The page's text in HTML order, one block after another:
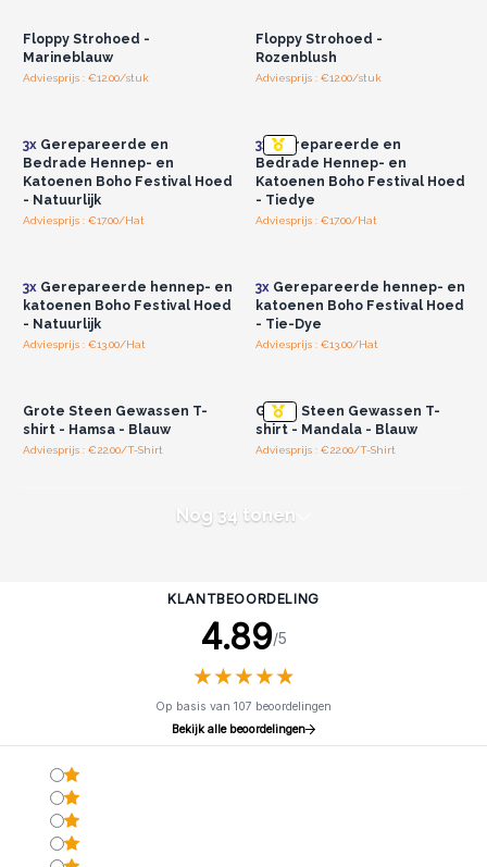
Floppy Strohoed -
Marineblauw
Adviesprijs : €12.00/stuk
Floppy Strohoed -
Rozenblush
Adviesprijs : €12.00/stuk
3xGerepareerde en
Bedrade Hennep- en
Katoenen Boho Festival Hoed
- Natuurlijk
Adviesprijs : €17.00/Hat
3x Gerepareerde en
Bedrade Hennep- en
Katoenen Boho Festival Hoed
- Tiedye
Adviesprijs : €17.00/Hat
3xGerepareerde hennep- en
katoenen Boho Festival Hoed
- Natuurlijk
Adviesprijs : €13.00/Hat
3xGerepareerde hennep- en
katoenen Boho Festival Hoed
- Tie-Dye
Adviesprijs : €13.00/Hat
Grote Steen Gewassen T-
shirt - Hamsa - Blauw
Adviesprijs : €22.00/T-Shirt
Grote Steen Gewassen T-
shirt - Mandala - Blauw
Adviesprijs : €22.00/T-Shirt
Nog 34 tonen
KLANTBEOORDELING
4.89/5
★★★★★
★★★★★
Op basis van 107 beoordelingen
Bekijk alle beoordelingen